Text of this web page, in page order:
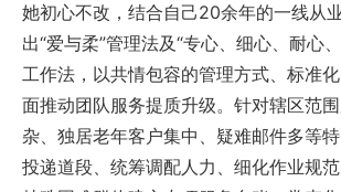
她初心不改，结合自己20余年的一线从
出“爱与柔”管理法及“专心、细心、耐心
工作法，以共情包容的管理方式、标准
面推动团队服务提质升级。针对辖区范
杂、独居老年客户集中、疑难邮件多等
投递道段、统筹调配人力、细化作业规范